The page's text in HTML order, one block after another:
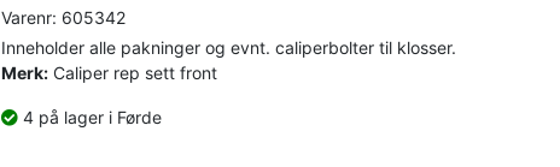
Varenr: 605342
Inneholder alle pakninger og evnt. caliperbolter til klosser.
Merk: Caliper rep sett front
4 på lager i Førde